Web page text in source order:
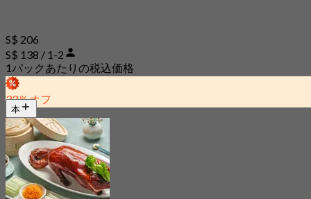
S$ 206
S$ 138 / 1-2
1パックあたりの税込価格
33％オフ
本